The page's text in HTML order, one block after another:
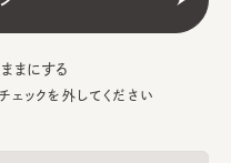
まにする
ックを外してください